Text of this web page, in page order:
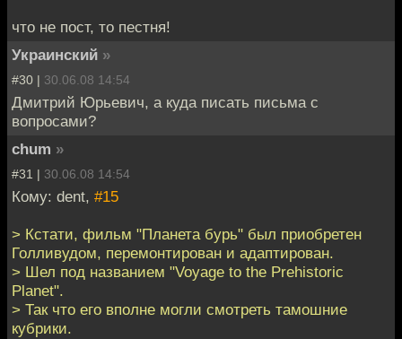
что не пост, то пестня!
Украинский »
#30 | 30.06.08 14:54
Дмитрий Юрьевич, а куда писать письма с
вопросами?
chum »
#31 | 30.06.08 14:54
Кому: dent, #15
> Кстати, фильм "Планета бурь" был приобретен
Голливудом, перемонтирован и адаптирован.
> Шел под названием "Voyage to the Prehistoric
Planet".
> Так что его вполне могли смотреть тамошние
кубрики.